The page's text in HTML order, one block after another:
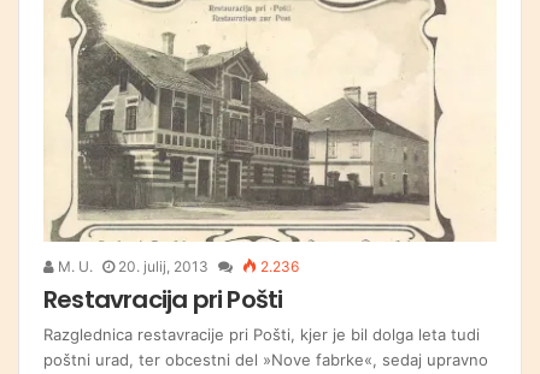
M. U. 20. julij, 2013 2.236
Restavracija pri Pošti
Razglednica restavracije pri Pošti, kjer je bil dolga leta tudi
poštni urad, ter obcestni del »Nove fabrke«, sedaj upravno